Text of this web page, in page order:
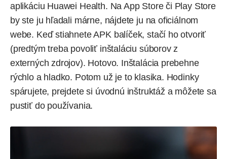
aplikáciu Huawei Health. Na App Store či Play Store
by ste ju hľadali márne, nájdete ju na oficiálnom
webe. Keď stiahnete APK balíček, stačí ho otvoriť
(predtým treba povoliť inštaláciu súborov z
externých zdrojov). Hotovo. Inštalácia prebehne
rýchlo a hladko. Potom už je to klasika. Hodinky
spárujete, prejdete si úvodnú inštruktáž a môžete sa
pustiť do používania.